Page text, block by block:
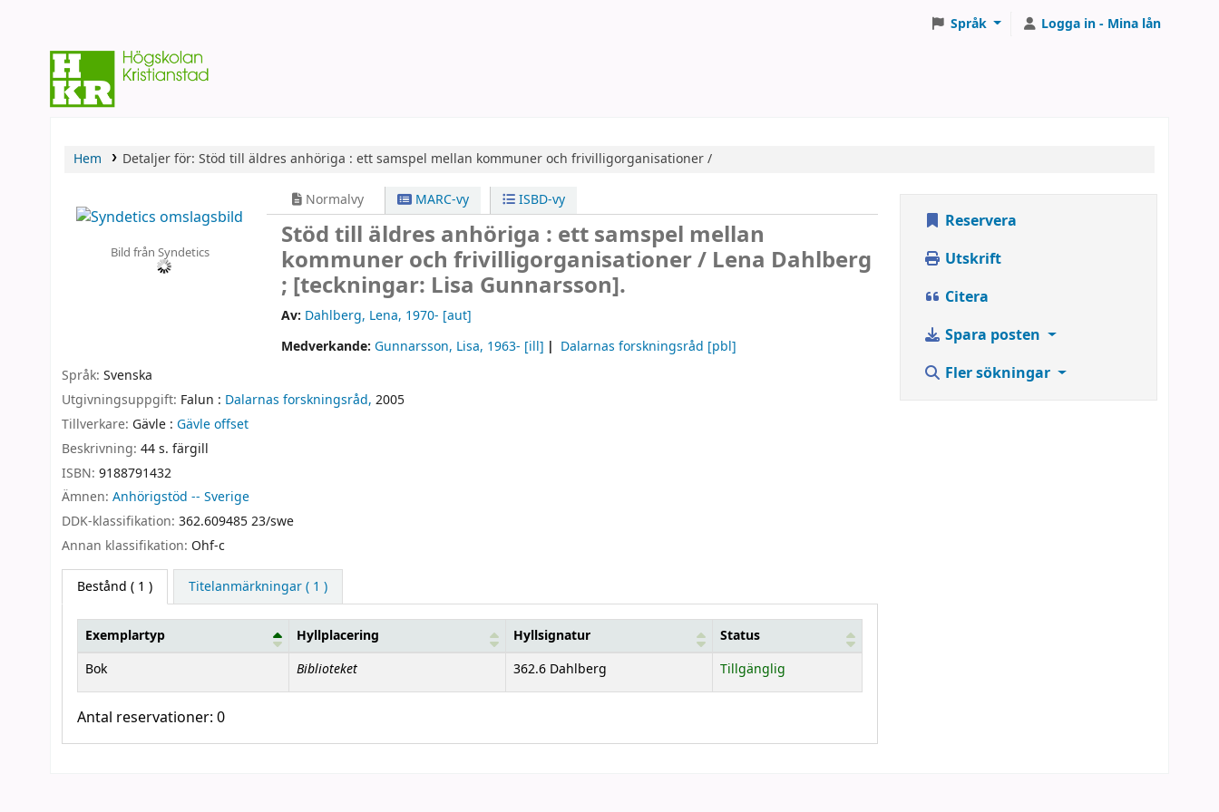
Språk Logga in - Mina lån
Hem Detaljer för: Stöd till äldres anhöriga : ett samspel mellan kommuner och frivilligorganisationer /
Bild från Syndetics
Normalvy MARC-vy ISBD-vy
Stöd till äldres anhöriga : ett samspel mellan
kommuner och frivilligorganisationer / Lena Dahlberg
; [teckningar: Lisa Gunnarsson].
Av: Dahlberg, Lena, 1970- [aut]
Medverkande:Gunnarsson, Lisa, 1963- [ill] Dalarnas forskningsråd [pbl]
Språk: Svenska
Utgivningsuppgift: Falun : Dalarnas forskningsråd, 2005
Tillverkare: Gävle : Gävle offset
Beskrivning: 44 s. färgill
ISBN: 9188791432
Ämnen: Anhörigstöd -- Sverige
DDK-klassifikation: 362.609485 23/swe
Annan klassifikation: Ohf-c
Bestånd ( 1 ) Titelanmärkningar ( 1 )
Bestånd
Exemplartyp Hyllplacering Hyllsignatur
Status
Bok
Biblioteket 362.6 Dahlberg Tillgänglig
Antal reservationer: 0
Reservera
Utskrift
Citera
Spara posten
Fler sökningar